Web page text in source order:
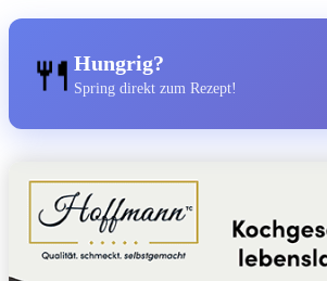
🍴Hungrig?
Spring direkt zum Rezept!